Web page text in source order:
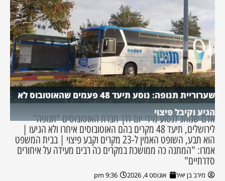
שערוריית תנופה: נוסע תיעד 48 פעמים שהאוטובוס לא
הגיע וקיבל פיצוי
אדם שנוהג לנסוע מידי יום דרך חברת האוטובוסים "תנופה"
לירושלים, תיעד 48 מקרים בהם האוטובוסים איחרו ולא הגיעו |
הוא תבע, השופט האמין ל-23 מקרים וקבע פיצוי | בבית המשפט
אמרו: "המתנה כה ממושכת במקרים כה רבים מעידה על איחורים
סדרתיים"
מירב בן יאיר אוגוסט 4, 2026 9:36 pm